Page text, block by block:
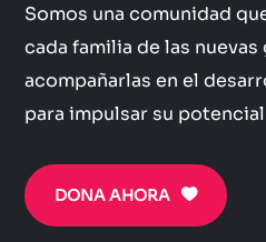
Somos una comunidad
cada familia de las
acompañarlas en el
para impulsar su
DONA AHORA